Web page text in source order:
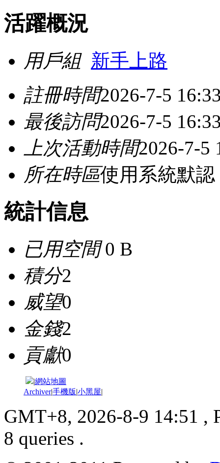
活躍概況
用戶組 新手上路
註冊時間2026-7-5
最後訪問2026-7-5
上次活動時間2026-7-5
所在時區使用系統默認
統計信息
已用空間0 B
積分2
威望0
金錢2
貢獻0
|網站地圖
Archiver|手機版|小黑屋|
GMT+8, 2026-8-9 14:51 ,
8 queries .